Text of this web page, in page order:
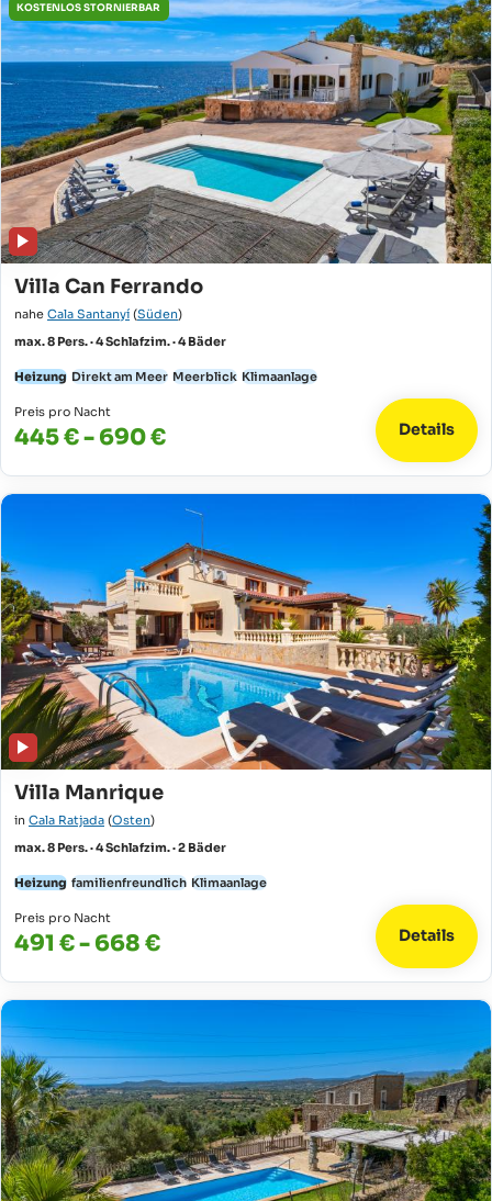
KOSTENLOS STORNIERBAR
Villa Can Ferrando
nahe Cala Santanyí (Süden)
max. 8 Pers. · 4 Schlafzim. · 4 Bäder
Heizung Direkt am Meer Meerblick Klimaanlage
Preis pro Nacht
445 € - 690 € Details
Villa Manrique
in Cala Ratjada (Osten)
max. 8 Pers. · 4 Schlafzim. · 2 Bäder
Heizung familienfreundlich Klimaanlage
Preis pro Nacht
491 € - 668 € Details